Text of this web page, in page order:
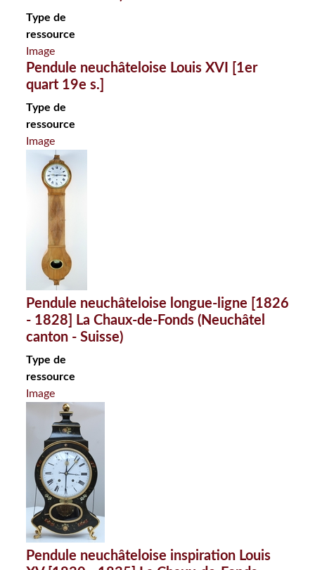
Type de
ressource
Image
Pendule neuchâteloise Louis XVI [1er
quart 19e s.]
Type de
ressource
Image
Pendule neuchâteloise longue-ligne [1826
- 1828] La Chaux-de-Fonds (Neuchâtel
canton - Suisse)
Type de
ressource
Image
Pendule neuchâteloise inspiration Louis